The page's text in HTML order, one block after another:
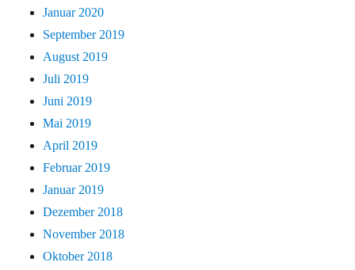
Januar 2020
September 2019
August 2019
Juli 2019
Juni 2019
Mai 2019
April 2019
Februar 2019
Januar 2019
Dezember 2018
November 2018
Oktober 2018